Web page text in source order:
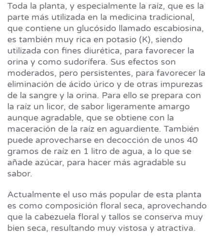
Toda la planta, y especialmente la raíz, que es la
parte más utilizada en la medicina tradicional,
que contiene un glucósido llamado escabiosina,
es también muy rica en potasio (K), siendo
utilizada con fines diurética, para favorecer la
orina y como sudorífera. Sus efectos son
moderados, pero persistentes, para favorecer la
eliminación de ácido úrico y de otras impurezas
de la sangre y la orina. Para ello se prepara con
la raíz un licor, de sabor ligeramente amargo
aunque agradable, que se obtiene con la
maceración de la raíz en aguardiente. También
puede aprovecharse en decocción de unos 40
gramos de raíz en 1 litro de agua, a lo que se
añade azúcar, para hacer más agradable su
sabor.
Actualmente el uso más popular de esta planta
es como composición floral seca, aprovechando
que la cabezuela floral y tallos se conserva muy
bien seca, resultando muy vistosa y atractiva.